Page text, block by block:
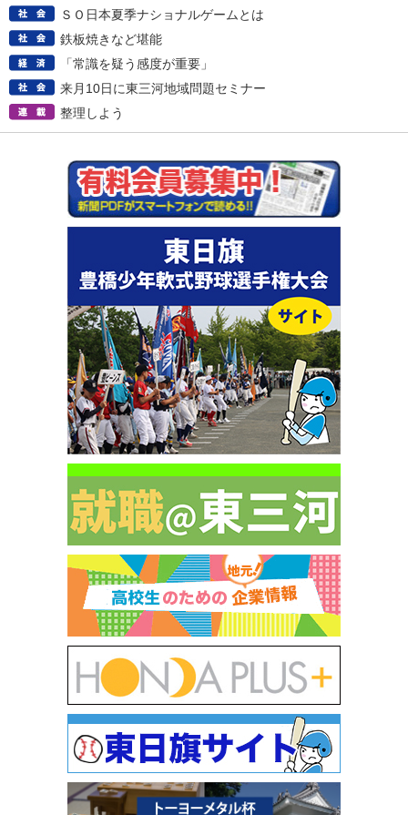
ＳＯ日本夏季ナショナルゲームとは
鉄板焼きなど堪能
「常識を疑う感度が重要」
来月10日に東三河地域問題セミナー
整理しよう